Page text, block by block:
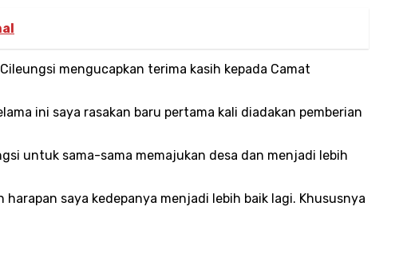
mengucapkan terima kasih kepada Camat
ini saya rasakan baru pertama kali diadakan pemberian
untuk sama-sama memajukan desa dan menjadi lebih
saya kedepanya menjadi lebih baik lagi. Khususnya